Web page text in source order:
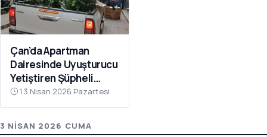
Çan’da Apartman
Dairesinde Uyuşturucu
Yetiştiren Şüpheli
Yakalandı
13 Nisan 2026 Pazartesi
3 NISAN 2026 CUMA